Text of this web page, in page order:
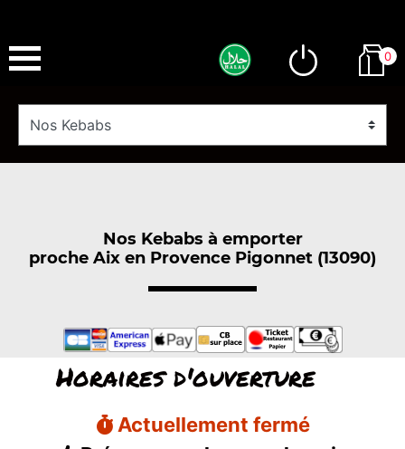
0
Nos Kebabs à emporter
proche Aix en Provence Pigonnet (13090)
Horaires d'ouverture
Actuellement fermé